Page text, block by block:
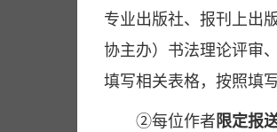
专业出版社、报刊上出
协主办）书法理论评审
填写相关表格，按照填
②每位作者限定报